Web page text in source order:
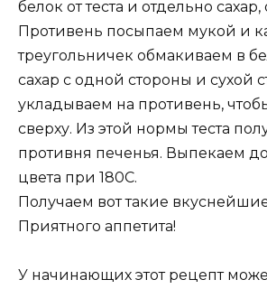
белок от теста и отдельно сахар,
Противень посыпаем мукой и
треугольничек обмакиваем в
сахар с одной стороны и сухой
укладываем на противень,
сверху. Из этой нормы теста
противня печенья. Выпекаем до
цвета при 180С.
Получаем вот такие
Приятного аппетита!
У начинающих этот рецепт